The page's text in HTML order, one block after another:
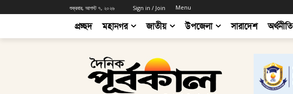
শুক্রবার, আগস্ট ৭, ২০২৬ Sign in / Join Menu
প্রচ্ছদ মহানগর জাতীয় উপজেলা সারাদেশ অর্থনীতি